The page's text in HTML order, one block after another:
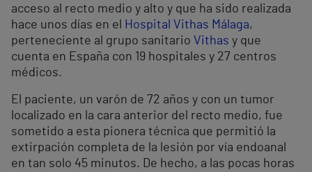
acceso al recto medio y alto y que ha sido realizada
hace unos días en el
Hospital Vithas Málaga,
perteneciente al grupo sanitario Vithas y que
cuenta en España con 19 hospitales y 27 centros
médicos.
El paciente, un varón de 72 años y con un tumor
localizado en la cara anterior del recto medio, fue
sometido a esta pionera técnica que permitió la
extirpación completa de la lesión por vía endoanal
en tan solo 45 minutos. De hecho, a las pocas horas